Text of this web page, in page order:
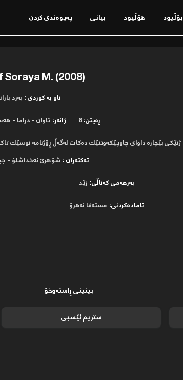
بۆڵیود ھۆڵیود بیانی پەیوەندی کردن
M. (2008)
ناو بە کوردی : بەرد
ڕەیتن: 8 ژانەر: تاوان - دراما -
ژنێكی بێچاره‌ داوای چاوپێكه‌وتنێك ده‌كات له‌گه‌ڵ ڕۆژنامه‌ نوسێك
ئەکتەران : شۆهرێ ئه‌خداشلۆ -
بەرھەمی کەناڵی: زێد
ئامادەکردنی: مستەفا نەھرۆ
بینینی ڕاستەوخۆ
ستریم ئێسبی